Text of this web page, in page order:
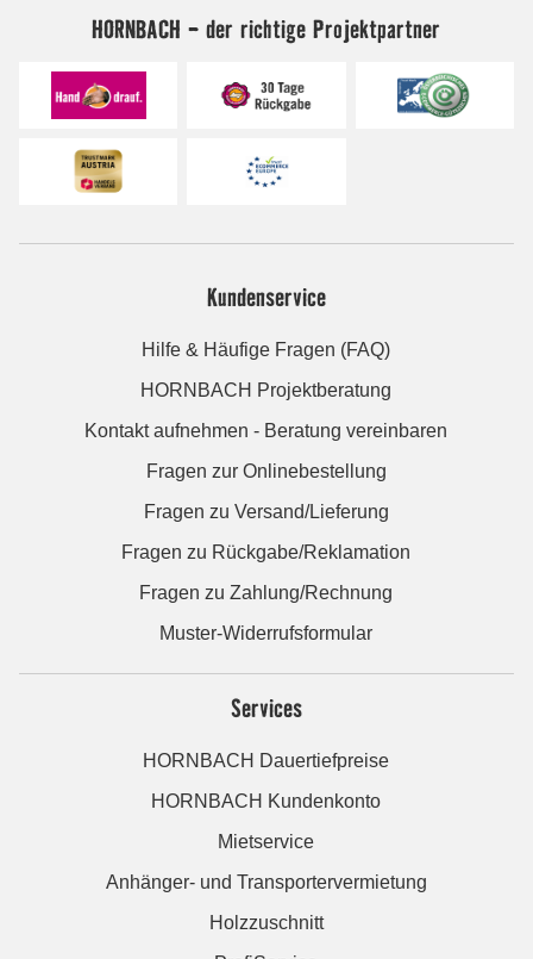
HORNBACH - der richtige Projektpartner
Kundenservice
Hilfe & Häufige Fragen (FAQ)
HORNBACH Projektberatung
Kontakt aufnehmen - Beratung vereinbaren
Fragen zur Onlinebestellung
Fragen zu Versand/Lieferung
Fragen zu Rückgabe/Reklamation
Fragen zu Zahlung/Rechnung
Muster-Widerrufsformular
Services
HORNBACH Dauertiefpreise
HORNBACH Kundenkonto
Mietservice
Anhänger- und Transportervermietung
Holzzuschnitt